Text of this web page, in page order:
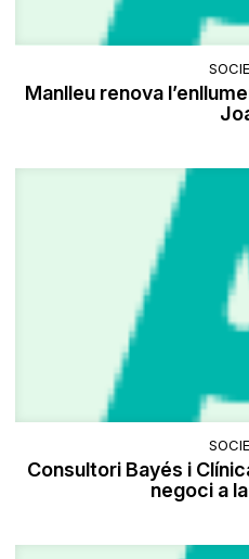
Manlleu renova
Consultori Bayés i
negoci a